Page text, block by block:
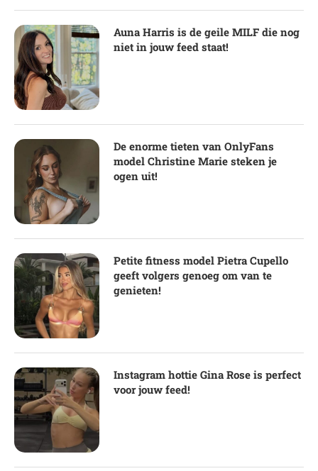
Auna Harris is de geile MILF die nog
niet in jouw feed staat!
De enorme tieten van OnlyFans
model Christine Marie steken je
ogen uit!
Petite fitness model Pietra Cupello
geeft volgers genoeg om van te
genieten!
Instagram hottie Gina Rose is perfect
voor jouw feed!